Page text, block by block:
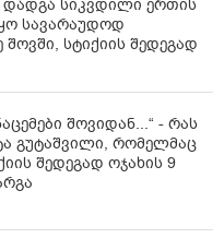
დადგა სიკვდილი ერთის
სავარაუდოდ
სტიქიის შედეგად
შოვიდან...“ - რას
გუტაშვილი, რომელმაც
შედეგად ოჯახის 9